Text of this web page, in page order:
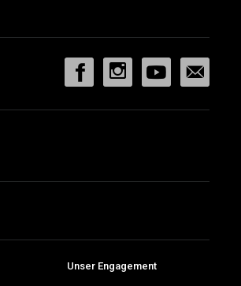
Unser Engagement